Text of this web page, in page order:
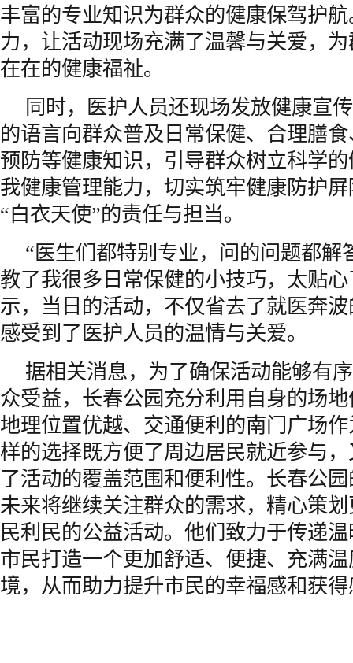
丰富的专业知识为群众的健康保驾护
力，让活动现场充满了温馨与关爱，
在在的健康福祉。
同时，医护人员还现场发放健康宣
的语言向群众普及日常保健、合理膳
预防等健康知识，引导群众树立科学
我健康管理能力，切实筑牢健康防护
“白衣天使”的责任与担当。
“医生们都特别专业，问的问题都解
教了我很多日常保健的小技巧，太贴
示，当日的活动，不仅省去了就医奔
感受到了医护人员的温情与关爱。
据相关消息，为了确保活动能够有
众受益，长春公园充分利用自身的场
地理位置优越、交通便利的南门广场
样的选择既方便了周边居民就近参与
了活动的覆盖范围和便利性。长春公
未来将继续关注群众的需求，精心策
民利民的公益活动。他们致力于传递
市民打造一个更加舒适、便捷、充满
境，从而助力提升市民的幸福感和获